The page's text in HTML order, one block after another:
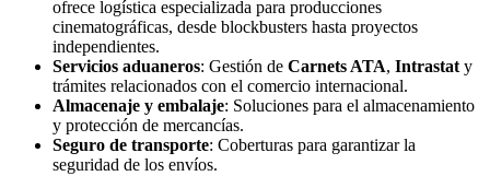
ofrece logística especializada para producciones
cinematográficas, desde blockbusters hasta proyectos
independientes.
Servicios aduaneros: Gestión de Carnets ATA, Intrastat y
trámites relacionados con el comercio internacional.
Almacenaje y embalaje: Soluciones para el almacenamiento
y protección de mercancías.
Seguro de transporte: Coberturas para garantizar la
seguridad de los envíos.